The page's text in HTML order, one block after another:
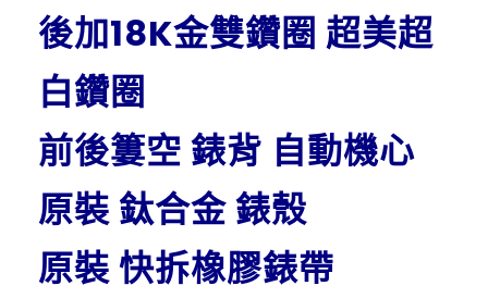
後加18K金雙鑽圈 超美超
白鑽圈
前後簍空 錶背 自動機心
原裝 鈦合金 錶殼
原裝 快拆橡膠錶帶